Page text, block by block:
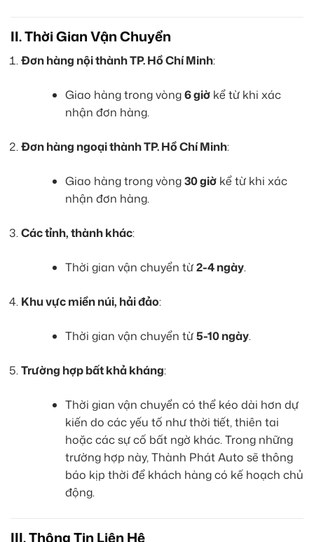
II. Thời Gian Vận Chuyển
Đơn hàng nội thành TP. Hồ Chí Minh:
Giao hàng trong vòng6 giờ kể từ khi xác
nhận đơn hàng.
Đơn hàng ngoại thành TP. Hồ Chí Minh:
Giao hàng trong vòng30 giờ kể từ khi xác
nhận đơn hàng.
Các tỉnh, thành khác:
Thời gian vận chuyển từ2-4 ngày.
Khu vực miền núi, hải đảo:
Thời gian vận chuyển từ5-10 ngày.
Trường hợp bất khả kháng:
Thời gian vận chuyển có thể kéo dài hơn dự
kiến do các yếu tố như thời tiết, thiên tai
hoặc các sự cố bất ngờ khác. Trong những
trường hợp này, Thành Phát Auto sẽ thông
báo kịp thời để khách hàng có kế hoạch chủ
động.
III. Thông Tin Liên Hệ